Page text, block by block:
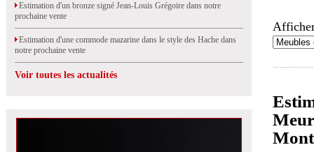
Estimation d'un bronze signé Jean-Louis Grégoire dans notre
prochaine vente
Estimation d'une commode mazarine dans le style des Hache dans
notre prochaine vente
Voir toutes les actualités